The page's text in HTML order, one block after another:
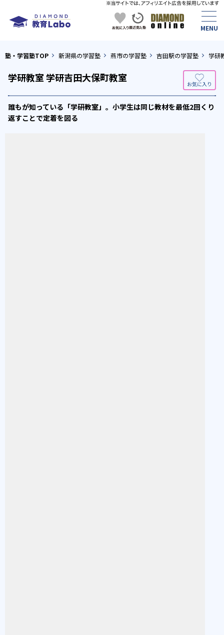
塾・学習塾TOP 新潟県の学習塾 燕市の学習塾 吉田駅の学習塾 学研
学研教室 学研吉田大保町教室
誰もが知っている「学研教室」。小学生は同じ教材を最低2回くり
返すことで定着を図る